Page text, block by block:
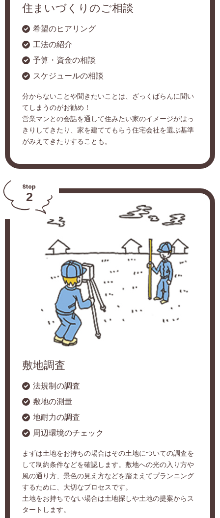
住まいづくりのご相談
希望のヒアリング
工法の紹介
予算・資金の相談
スケジュールの相談
分からないことや聞きたいことは、ざっくばらんに聞い
てしまうのがお勧め！
営業マンとの会話を通して住みたい家のイメージがはっ
きりしてきたり、家を建ててもらう住宅会社を選ぶ基準
がみえてきたりすることも。
2
敷地調査
法規制の調査
敷地の測量
地耐力の調査
周辺環境のチェック
まずは土地をお持ちの場合はその土地についての調査を
して制約条件などを確認します。敷地への光の入り方や
風の通り方、景色の見え方などを踏まえてプランニング
するために、大切なプロセスです。
土地をお持ちでない場合は土地探しや土地の提案からス
タートします。